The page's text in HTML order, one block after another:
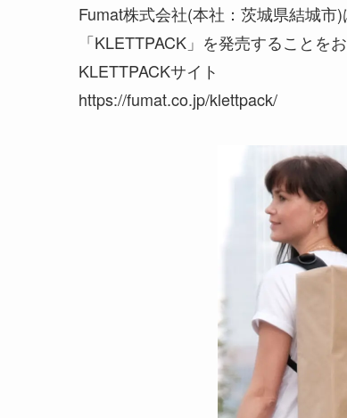
Fumat株式会社(本社：茨城県結城
「KLETTPACK」を発売することを
KLETTPACKサイト
https://fumat.co.jp/klettpack/